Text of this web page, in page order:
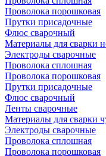
Проволока порошковая
Прутки присадочные
Флюс сварочный
Материалы для сварки
Электроды сварочные
Проволока сплошная
Проволока порошковая
Прутки присадочные
Флюс сварочный
Ленты сварочные
Материалы для сварки
Электроды сварочные
Проволока сплошная
Проволока порошковая